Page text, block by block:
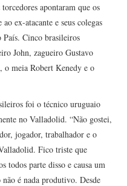
apontaram que os
ex-atacante e seus colegas
País. Cinco brasileiros
John, zagueiro Gustavo
o meia Robert Kenedy e o
foi o técnico uruguaio
no Valladolid. “Não gostei,
jogador, trabalhador e o
Fico triste que
todos parte disso e causa um
é nada produtivo. Desde